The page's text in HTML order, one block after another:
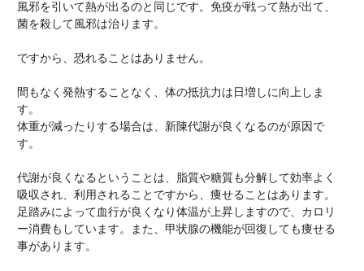
風邪を引いて熱が出るのと同じです。免疫が戦って熱が出て、
菌を殺して風邪は治ります。
ですから、恐れることはありません。
間もなく発熱することなく、体の抵抗力は日増しに向上しま
す。
体重が減ったりする場合は、新陳代謝が良くなるのが原因で
す。
代謝が良くなるということは、脂質や糖質も分解して効率よく
吸収され、利用されることですから、痩せることはあります。
足踏みによって血行が良くなり体温が上昇しますので、カロリ
ー消費もしています。また、甲状腺の機能が回復しても痩せる
事があります。